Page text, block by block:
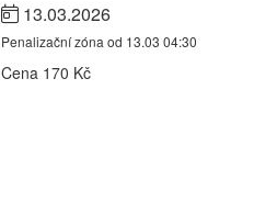
13.03.2026
Penalizační zóna od 13.03 04:30
Cena 170 Kč